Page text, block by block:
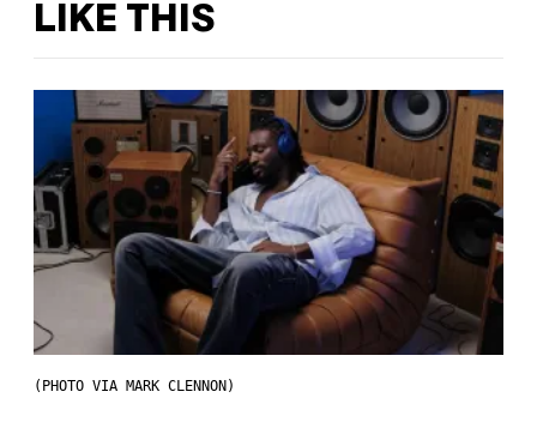
LIKE THIS
(PHOTO VIA MARK CLENNON)